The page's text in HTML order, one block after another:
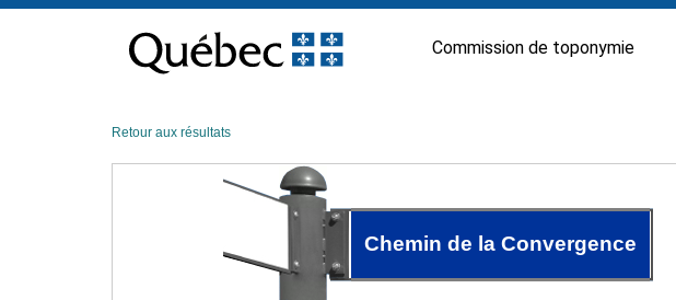
contenu
Commission de toponymie
Retour aux résultats
Chemin de la Convergence